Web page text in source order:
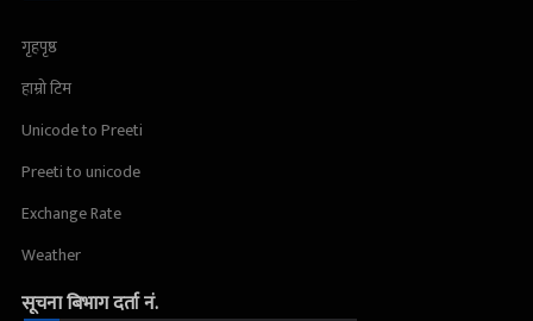
गृहपृष्ठ
हाम्रो टिम
Unicode to Preeti
Preeti to unicode
Exchange Rate
Weather
सूचना बिभाग दर्ता नं.